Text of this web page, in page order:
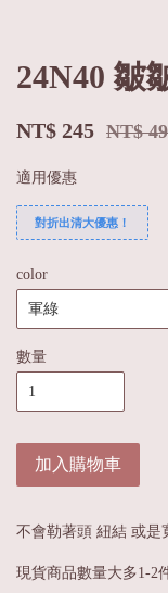
24N40 皺
NT$ 245 NT$
適用優惠
對折出清大優惠！
color
數量
加入購物車
不會勒著頭 紐結 或
現貨商品數量大多1-2